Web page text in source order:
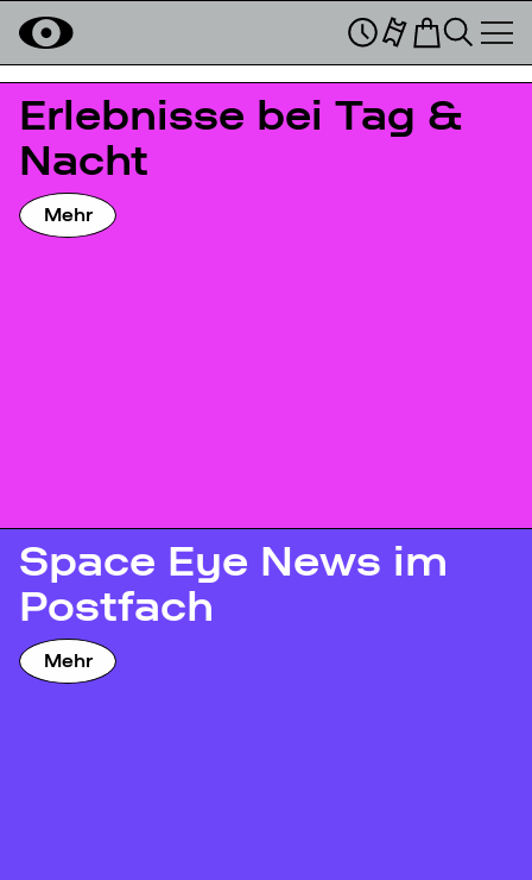
Erlebnisse bei Tag &
Nacht
Mehr
Space Eye News im
Postfach
Mehr